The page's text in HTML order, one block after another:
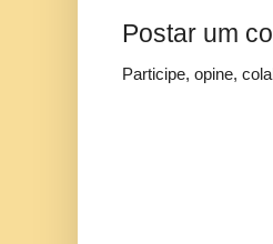
Postar um
Participe, opine,